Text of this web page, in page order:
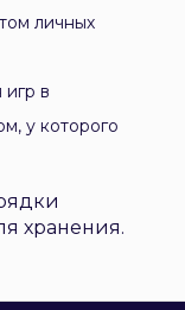
личных
в
у которого
хранения.